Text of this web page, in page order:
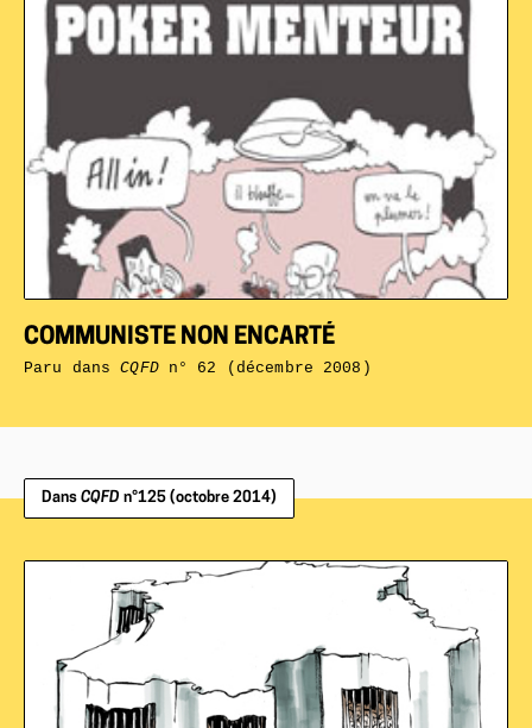
COMMUNISTE NON ENCARTÉ
Paru dansCQFDn° 62 (décembre 2008)
Dans CQFD n°125 (octobre 2014)